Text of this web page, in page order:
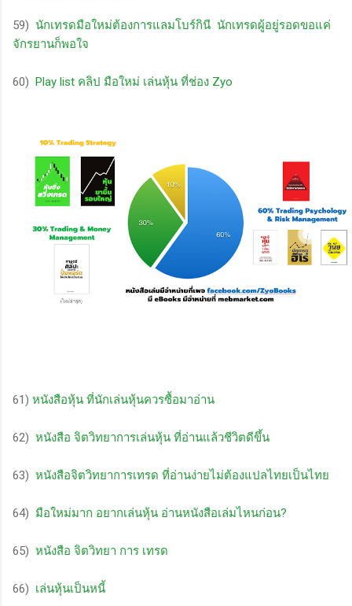
59) นักเทรดมือใหม่ต้องการแลมโบร์กินี นักเทรดผู้อยู่รอดขอแค่
จักรยานก็พอใจ
60) Play list คลิป มือใหม่ เล่นหุ้น ที่ช่อง Zyo
61) หนังสือหุ้น ที่นักเล่นหุ้นควรซื้อมาอ่าน
62) หนังสือ จิตวิทยาการเล่นหุ้น ที่อ่านแล้วชีวิตดีขึ้น
63) หนังสือจิตวิทยาการเทรด ที่อ่านง่ายไม่ต้องแปลไทยเป็นไทย
64) มือใหม่มาก อยากเล่นหุ้น อ่านหนังสือเล่มไหนก่อน?
65) หนังสือ จิตวิทยา การ เทรด
66) เล่นหุ้นเป็นหนี้